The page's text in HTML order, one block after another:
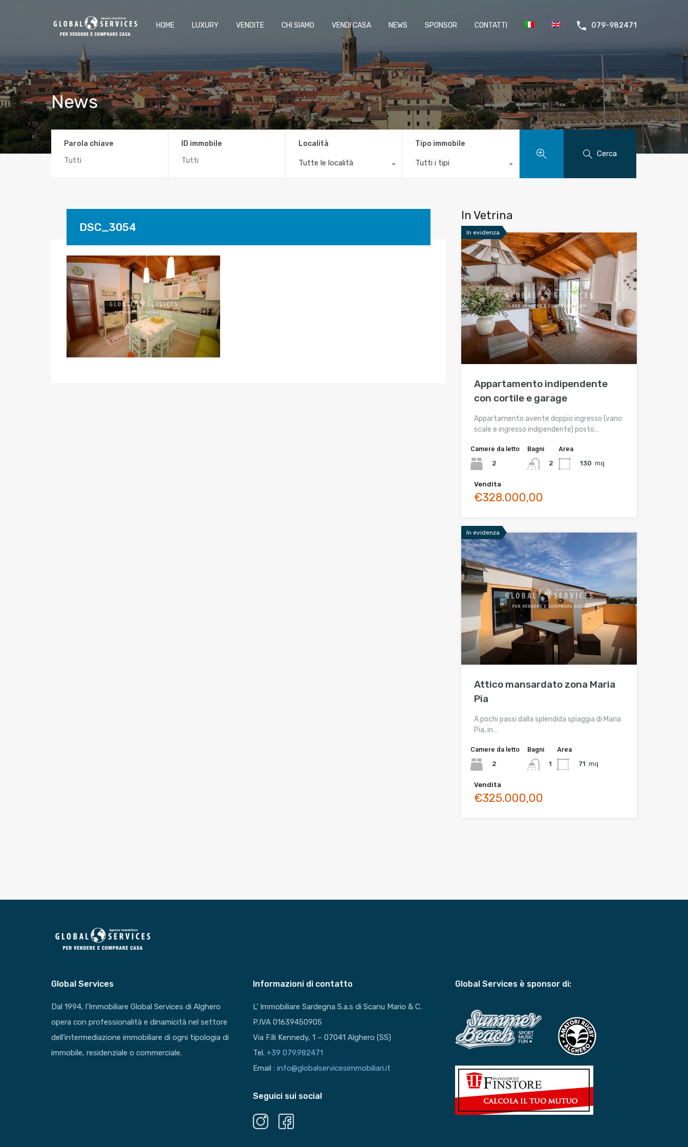
HOME LUXURY VENDITE CHI SIAMO VENDI CASA NEWS SPONSOR CONTATTI 079-982471
News
Parola chiave ID immobile Località
Tutte le località
Tipo immobile
Tutti i tipi
Cerca
DSC_3054
In Vetrina
In evidenza
Appartamento indipendente
con cortile e garage
Appartamento avente doppio ingresso (vano
scale e ingresso indipendente) posto…
Camere da letto
2
Bagni
2
Area
130 mq
Vendita
€328.000,00
In evidenza
Attico mansardato zona Maria
Pia
A pochi passi dalla splendida spiaggia di Maria
Pia, in…
Camere da letto
2
Bagni
1
Area
71 mq
Vendita
€325.000,00
Global Services
Dal 1994, l’Immobiliare Global Services di Alghero
opera con professionalità e dinamicità nel settore
dell’intermediazione immobiliare di ogni tipologia di
immobile, residenziale o commerciale.
Informazioni di contatto
L’ Immobiliare Sardegna S.a.s di Scanu Mario & C.
P.IVA 01639450905
Via F.lli Kennedy, 1 – 07041 Alghero (SS)
Tel.+39 079.982471
Email :info@globalservicesimmobiliari.it
Seguici sui social
Global Services è sponsor di: